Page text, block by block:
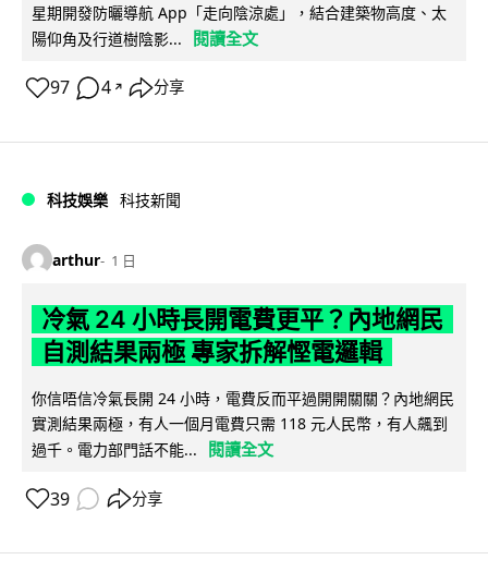
星期開發防曬導航 App「走向陰涼處」，結合建築物高度、太
陽仰角及行道樹陰影...
閱讀全文
97 4 ↗ 分享
科技娛樂 科技新聞
arthur 1 日
冷氣 24 小時長開電費更平？內地網民
自測結果兩極 專家拆解慳電邏輯
你信唔信冷氣長開 24 小時，電費反而平過開開關關？內地網民
實測結果兩極，有人一個月電費只需 118 元人民幣，有人飆到
過千。電力部門話不能...
閱讀全文
39 分享